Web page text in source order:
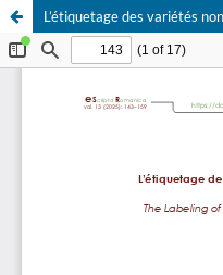
L’étiquetage des variétés